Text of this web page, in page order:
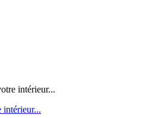
intérieur...